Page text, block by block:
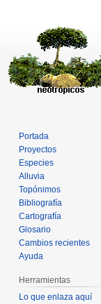
Portada
Proyectos
Especies
Alluvia
Topónimos
Bibliografía
Cartografía
Glosario
Cambios recientes
Ayuda
Herramientas
Lo que enlaza aquí